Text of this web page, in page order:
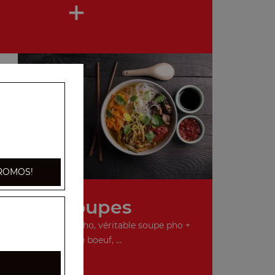
+
Nos Soupes
véritable soupe pho, véritable soupe pho +
boulettes de boeuf, ...